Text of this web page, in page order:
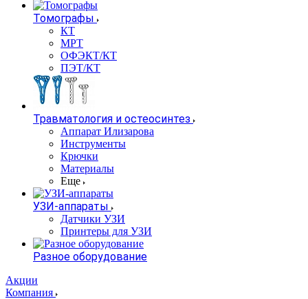
Томографы
КТ
МРТ
ОФЭКТ/КТ
ПЭТ/КТ
Травматология и остеосинтез
Аппарат Илизарова
Инструменты
Крючки
Материалы
Еще
УЗИ-аппараты
Датчики УЗИ
Принтеры для УЗИ
Разное оборудование
Акции
Компания